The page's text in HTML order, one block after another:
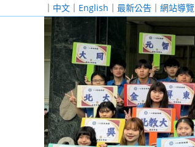
｜ 中文 ｜ English ｜ 最新公告 ｜ 網站導覽